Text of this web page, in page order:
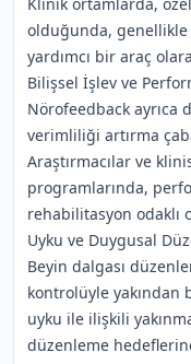
olduğunda, genellikle
yardımcı bir araç
Bilişsel İşlev ve
Nörofeedback ayrıca
verimliliği artırma
Araştırmacılar ve
programlarında,
rehabilitasyon odaklı
Uyku ve Duygusal
Beyin dalgası
kontrolüyle yakından
uyku ile ilişkili
düzenleme